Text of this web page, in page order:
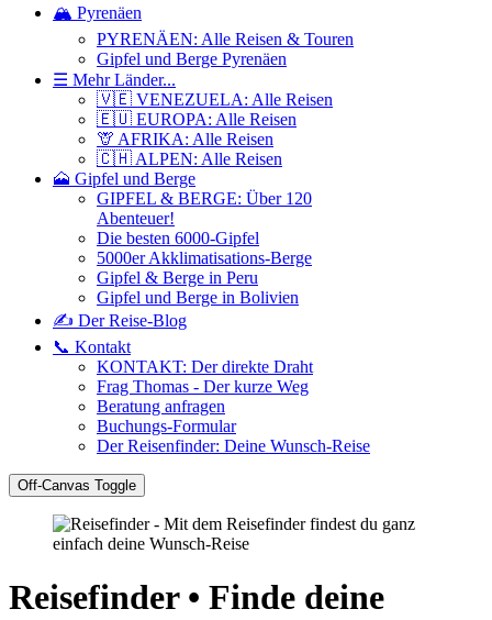
🏔️ Pyrenäen
PYRENÄEN: Alle Reisen & Touren
Gipfel und Berge Pyrenäen
☰ Mehr Länder...
🇻🇪 VENEZUELA: Alle Reisen
🇪🇺 EUROPA: Alle Reisen
🦒 AFRIKA: Alle Reisen
🇨🇭 ALPEN: Alle Reisen
🗻 Gipfel und Berge
GIPFEL & BERGE: Über 120
Abenteuer!
Die besten 6000-Gipfel
5000er Akklimatisations-Berge
Gipfel & Berge in Peru
Gipfel und Berge in Bolivien
✍️ Der Reise-Blog
📞 Kontakt
KONTAKT: Der direkte Draht
Frag Thomas - Der kurze Weg
Beratung anfragen
Buchungs-Formular
Der Reisenfinder: Deine Wunsch-Reise
Off-Canvas Toggle
Reisefinder • Finde deine